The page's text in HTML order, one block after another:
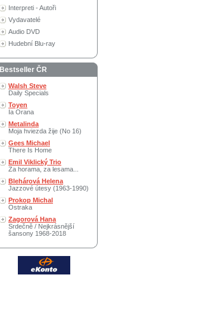
Interpreti - Autoři
Vydavatelé
Audio DVD
Hudební Blu-ray
Bestseller ČR
Walsh Steve
Daily Specials
Toyen
Ia Orana
Metalinda
Moja hviezda žije (No 16)
Gees Michael
There Is Home
Emil Viklický Trio
Za horama, za lesama...
Blehárová Helena
Jazzové útesy (1963-1990)
Prokop Michal
Ostraka
Zagorová Hana
Srdečně / Nejkrásnější
šansony 1968-2018